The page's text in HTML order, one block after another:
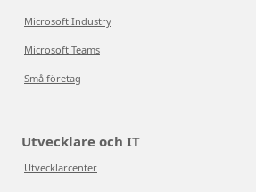
Microsoft Industry
Microsoft Teams
Små företag
Utvecklare och IT
Utvecklarcenter